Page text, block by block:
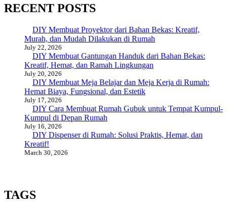
RECENT POSTS
DIY Membuat Proyektor dari Bahan Bekas: Kreatif,
Murah, dan Mudah Dilakukan di Rumah
July 22, 2026
DIY Membuat Gantungan Handuk dari Bahan Bekas:
Kreatif, Hemat, dan Ramah Lingkungan
July 20, 2026
DIY Membuat Meja Belajar dan Meja Kerja di Rumah:
Hemat Biaya, Fungsional, dan Estetik
July 17, 2026
DIY Cara Membuat Rumah Gubuk untuk Tempat Kumpul-
Kumpul di Depan Rumah
July 16, 2026
DIY Dispenser di Rumah: Solusi Praktis, Hemat, dan
Kreatif!
March 30, 2026
TAGS